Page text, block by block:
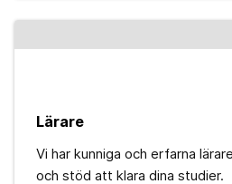
Lärare
Vi har kunniga och erfarna
och stöd att klara dina studier.